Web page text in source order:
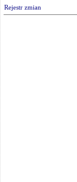
Rejestr zmian